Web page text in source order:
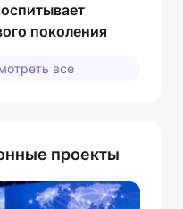
поколения
все
проекты